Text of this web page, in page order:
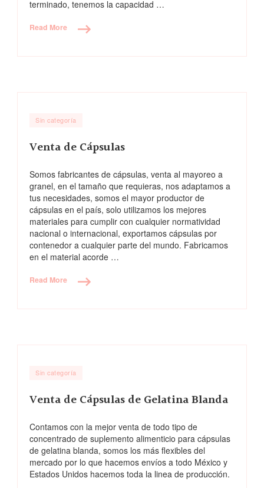
terminado, tenemos la capacidad …
Read More
Sin categoría
Venta de Cápsulas
Somos fabricantes de cápsulas, venta al mayoreo a
granel, en el tamaño que requieras, nos adaptamos a
tus necesidades, somos el mayor productor de
cápsulas en el país, solo utilizamos los mejores
materiales para cumplir con cualquier normatividad
nacional o internacional, exportamos cápsulas por
contenedor a cualquier parte del mundo. Fabricamos
en el material acorde …
Read More
Sin categoría
Venta de Cápsulas de Gelatina Blanda
Contamos con la mejor venta de todo tipo de
concentrado de suplemento alimenticio para cápsulas
de gelatina blanda, somos los más flexibles del
mercado por lo que hacemos envíos a todo México y
Estados Unidos hacemos toda la linea de producción.